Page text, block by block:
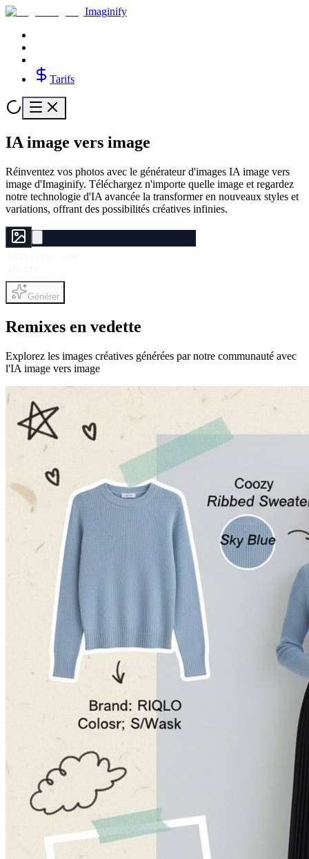
Imaginify
Tarifs
IA image vers image
Réinventez vos photos avec le générateur d'images IA image vers
image d'Imaginify. Téléchargez n'importe quelle image et regardez
notre technologie d'IA avancée la transformer en nouveaux styles et
variations, offrant des possibilités créatives infinies.
Générer
Remixes en vedette
Explorez les images créatives générées par notre communauté avec
l'IA image vers image